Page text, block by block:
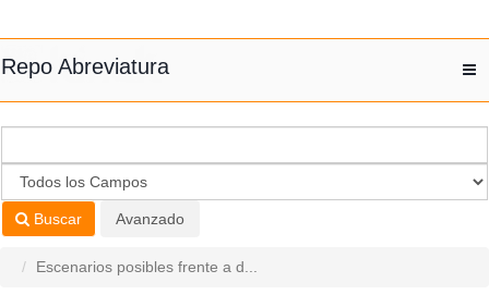
Repo Abreviatura
Buscar Avanzado
Escenarios posibles frente a d...